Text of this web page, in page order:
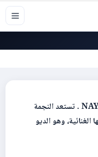
ميليسا وديو عالمي مشترك مع NAYER . تستعد النجمة
الغنائية، وهو الديو